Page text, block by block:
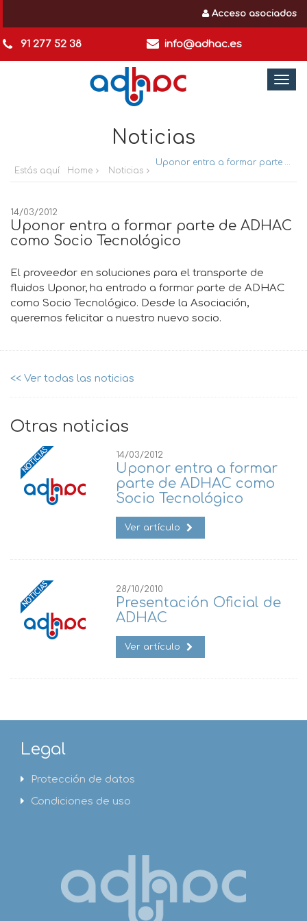
Acceso asociados
91 277 52 38 info@adhac.es
Noticias
Estás aquí: Home Noticias
14/03/2012
Uponor entra a formar parte de ADHAC
como Socio Tecnológico
El proveedor en soluciones para el transporte de
fluidos Uponor, ha entrado a formar parte de ADHAC
como Socio Tecnológico. Desde la Asociación,
queremos felicitar a nuestro nuevo socio.
<< Ver todas las noticias
Otras noticias
14/03/2012
Uponor entra a formar
parte de ADHAC como
Socio Tecnológico
Ver artículo
28/10/2010
Presentación Oficial de
ADHAC
Ver artículo
Legal
Protección de datos
Condiciones de uso